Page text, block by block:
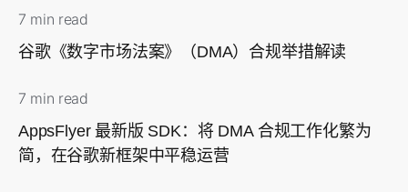
7 min read
谷歌《数字市场法案》（DMA）合规举措解读
7 min read
AppsFlyer 最新版 SDK：将 DMA 合规工作化繁为
简，在谷歌新框架中平稳运营